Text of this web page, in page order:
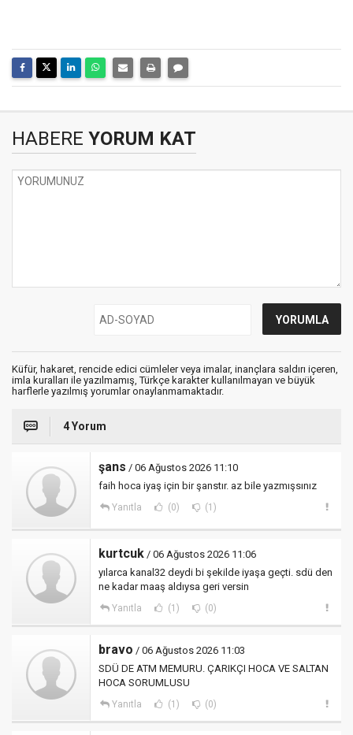
HABERE YORUM KAT
Küfür, hakaret, rencide edici cümleler veya imalar, inançlara saldırı içeren,
imla kuralları ile yazılmamış, Türkçe karakter kullanılmayan ve büyük
harflerle yazılmış yorumlar onaylanmamaktadır.
4 Yorum
şans / 06 Ağustos 2026 11:10
faih hoca iyaş için bir şanstır. az bile yazmışsınız
Yanıtla (0) (1)
kurtcuk / 06 Ağustos 2026 11:06
yılarca kanal32 deydi bi şekilde iyaşa geçti. sdü den
ne kadar maaş aldıysa geri versin
Yanıtla (1) (0)
bravo / 06 Ağustos 2026 11:03
SDÜ DE ATM MEMURU. ÇARIKÇI HOCA VE SALTAN
HOCA SORUMLUSU
Yanıtla (1) (0)